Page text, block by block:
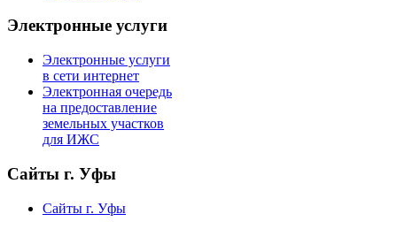
Электронные услуги
Электронные услуги
в сети интернет
Электронная очередь
на предоставление
земельных участков
для ИЖС
Сайты г. Уфы
Сайты г. Уфы